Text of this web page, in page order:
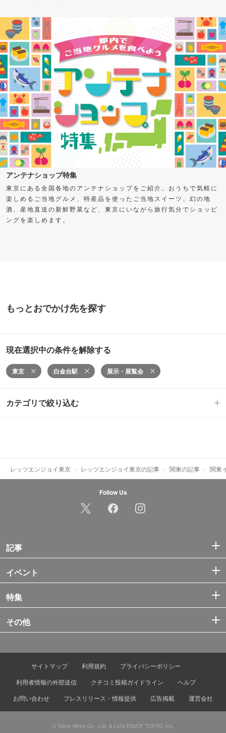
アンテナショップ特集
東京にある全国各地のアンテナショップをご紹介。おうちで気軽に
楽しめるご当地グルメ、特産品を使ったご当地スイーツ、幻の地
酒、産地直送の新鮮野菜など、東京にいながら旅行気分でショッピ
ングを楽しめます。
もっとおでかけ先を探す
現在選択中の条件を解除する
東京 白金台駅 展示・展覧会
カテゴリで絞り込む
レッツエンジョイ東京 レッツエンジョイ東京の記事 関東の記事 関東
Follow Us
記事
イベント
特集
その他
サイトマップ 利用規約
プライバシーポリシー
利用者情報の外部送信
クチコミ投稿ガイドライン
ヘルプ
お問い合わせ
プレスリリース・情報提供 広告掲載 運営会社
© Tokyo Metro Co., Ltd. & Let’s ENJOY TOKYO, Inc.